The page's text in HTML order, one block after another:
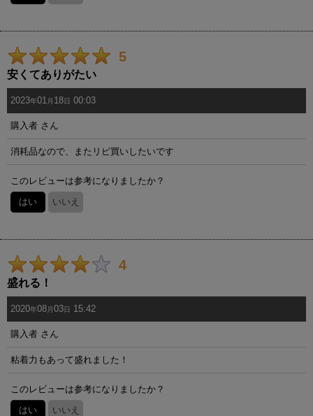
5
安くてありがたい
2023年01 月 18日 00:03
購入者 さん
消耗品なので、またリピ買いしたいです
このレビューは参考になりましたか？
はい いいえ
4
盛れる！
2020年08月 03日 15:42
購入者 さん
粘着力もあって盛れました！
このレビューは参考になりましたか？
はい いいえ